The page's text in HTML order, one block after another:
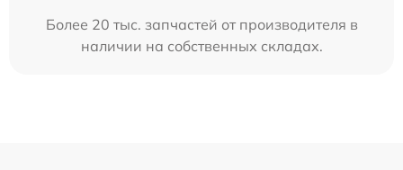
Более 20 тыс. запчастей от производителя в
наличии на собственных складах.